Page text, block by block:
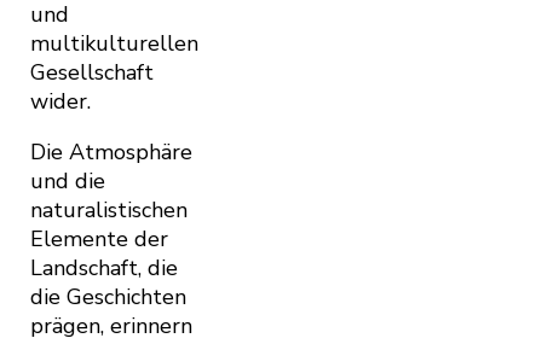
und
multikulturellen
Gesellschaft
wider.
Die Atmosphäre
und die
naturalistischen
Elemente der
Landschaft, die
die Geschichten
prägen, erinnern